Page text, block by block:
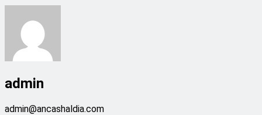
admin
admin@ancashaldia.com